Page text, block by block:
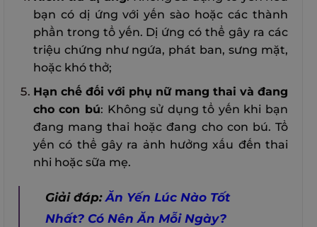
bạn có dị ứng với yến sào hoặc các thành
phần trong tổ yến. Dị ứng có thể gây ra các
triệu chứng như ngứa, phát ban, sưng mặt,
hoặc khó thở;
Hạn chế đối với phụ nữ mang thai và đang
cho con bú: Không sử dụng tổ yến khi bạn
đang mang thai hoặc đang cho con bú. Tổ
yến có thể gây ra ảnh hưởng xấu đến thai
nhi hoặc sữa mẹ.
Giải đáp:Ăn Yến Lúc Nào Tốt
Nhất? Có Nên Ăn Mỗi Ngày?